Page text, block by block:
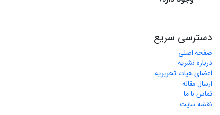
دسترسی سریع
صفحه اصلی
درباره نشریه
اعضای هیات تحریریه
ارسال مقاله
تماس با ما
نقشه سایت